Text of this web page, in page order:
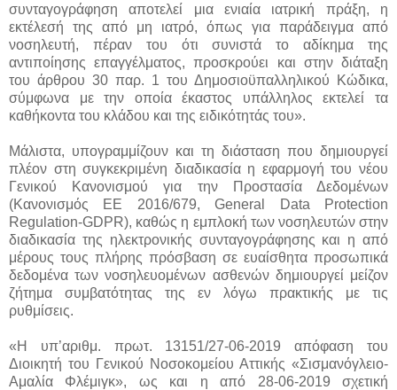
συνταγογράφηση αποτελεί μια ενιαία ιατρική πράξη, η
εκτέλεσή της από μη ιατρό, όπως για παράδειγμα από
νοσηλευτή, πέραν του ότι συνιστά το αδίκημα της
αντιποίησης επαγγέλματος, προσκρούει και στην διάταξη
του άρθρου 30 παρ. 1 του Δημοσιοϋπαλληλικού Κώδικα,
σύμφωνα με την οποία έκαστος υπάλληλος εκτελεί τα
καθήκοντα του κλάδου και της ειδικότητάς του».
Μάλιστα, υπογραμμίζουν και τη διάσταση που δημιουργεί
πλέον στη συγκεκριμένη διαδικασία η εφαρμογή του νέου
Γενικού Κανονισμού για την Προστασία Δεδομένων
(Κανονισμός ΕΕ 2016/679, General Data Protection
Regulation-GDPR), καθώς η εμπλοκή των νοσηλευτών στην
διαδικασία της ηλεκτρονικής συνταγογράφησης και η από
μέρους τους πλήρης πρόσβαση σε ευαίσθητα προσωπικά
δεδομένα των νοσηλευομένων ασθενών δημιουργεί μείζον
ζήτημα συμβατότητας της εν λόγω πρακτικής με τις
ρυθμίσεις.
«Η υπ’αριθμ. πρωτ. 13151/27-06-2019 απόφαση του
Διοικητή του Γενικού Νοσοκομείου Αττικής «Σισμανόγλειο-
Αμαλία Φλέμιγκ», ως και η από 28-06-2019 σχετική